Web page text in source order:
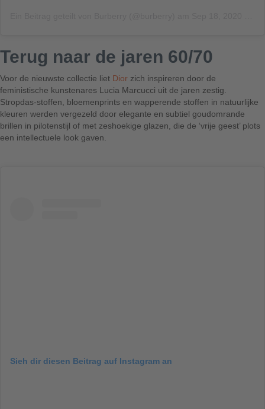
Terug naar de jaren 60/70
Voor de nieuwste collectie liet Dior zich inspireren door de
feministische kunstenares Lucia Marcucci uit de jaren zestig.
Stropdas-stoffen, bloemenprints en wapperende stoffen in natuurlijke
kleuren werden vergezeld door elegante en subtiel goudomrande
brillen in pilotenstijl of met zeshoekige glazen, die de ‘vrije geest’ plots
een intellectuele look gaven.
Sieh dir diesen Beitrag auf Instagram an